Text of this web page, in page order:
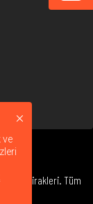
ve iştirakleri. Tüm
ve